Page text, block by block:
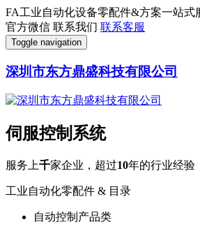
FA工业自动化设备零配件&方案一站式
官方微信 联系我们 联系客服
Toggle navigation
深圳市东方鼎盛科技有限公司
伺服控制系统
服务上千家企业，超过10年的行业经验
工业自动化零配件 & 目录
自动控制产品类